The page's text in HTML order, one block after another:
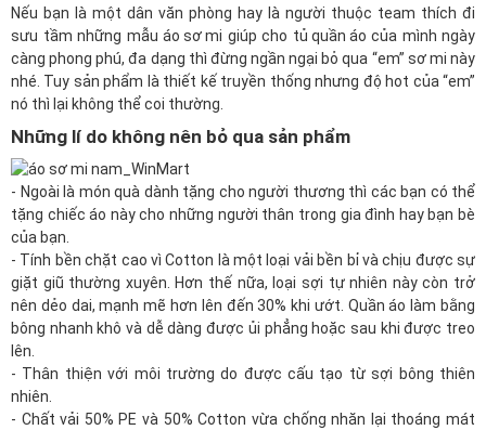
Nếu bạn là một dân văn phòng hay là người thuộc team thích đi
sưu tầm những mẫu áo sơ mi giúp cho tủ quần áo của mình ngày
càng phong phú, đa dạng thì đừng ngần ngại bỏ qua “em” sơ mi này
nhé. Tuy sản phẩm là thiết kế truyền thống nhưng độ hot của “em”
nó thì lại không thể coi thường.
Những lí do không nên bỏ qua sản phẩm
- Ngoài là món quà dành tặng cho người thương thì các bạn có thể
tặng chiếc áo này cho những người thân trong gia đình hay bạn bè
của bạn.
- Tính bền chặt cao vìCotton là một loại vải bền bỉ và chịu được sự
giặt giũ thường xuyên. Hơn thế nữa, loại sợi tự nhiên này còn trở
nên dẻo dai, mạnh mẽ hơn lên đến 30% khi ướt. Quần áo làm bằng
bông nhanh khô và dễ dàng được ủi phẳng hoặc sau khi được treo
lên.
- Thân thiện với môi trường do được cấu tạo từ sợi bông thiên
nhiên.
- Chất vải 50% PE và 50% Cotton vừa chống nhăn lại thoáng mát